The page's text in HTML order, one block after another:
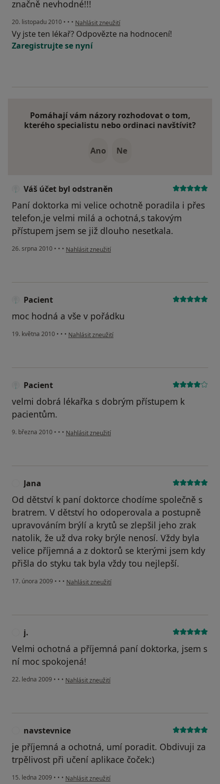
značně nevhodné!!!
20. listopadu 2010 • • • podle názoru uživatele Pacient
Nahlásit zneužití
Vy jste ten lékař? Odpovězte na hodnocení!
Zaregistrujte se nyní
Pomáhají vám názory rozhodovat o tom,
kterého specialistu nebo ordinaci navštívit?
Ano Ne
Váš účet byl odstraněn
Paní doktorka mi velice ochotně poradila i přes
telefon,je velmi milá a ochotná,s takovým
přístupem jsem se již dlouho nesetkala.
26. srpna 2010 • • • podle názoru uživatele Váš účet byl odstraněn
Nahlásit zneužití
Pacient
moc hodná a vše v pořádku
19. května 2010 • • • podle názoru uživatele Pacient
Nahlásit zneužití
Pacient
velmi dobrá lékařka s dobrým přístupem k
pacientům.
9. března 2010 • • • podle názoru uživatele Pacient
Nahlásit zneužití
Jana
Od dětství k paní doktorce chodíme společně s
bratrem. V dětství ho odoperovala a postupně
upravováním brýlí a krytů se zlepšil jeho zrak
natolik, že už dva roky brýle nenosí. Vždy byla
velice příjemná a z doktorů se kterými jsem kdy
přišla do styku tak byla vždy tou nejlepší.
17. února 2009 • • • podle názoru uživatele Jana
Nahlásit zneužití
j.
Velmi ochotná a příjemná paní doktorka, jsem s
ní moc spokojená!
22. ledna 2009 • • • podle názoru uživatele j.
Nahlásit zneužití
navstevnice
je příjemná a ochotná, umí poradit. Obdivuji za
trpělivost při učení aplikace čoček:)
15. ledna 2009 • • • podle názoru uživatele navstevnice
Nahlásit zneužití